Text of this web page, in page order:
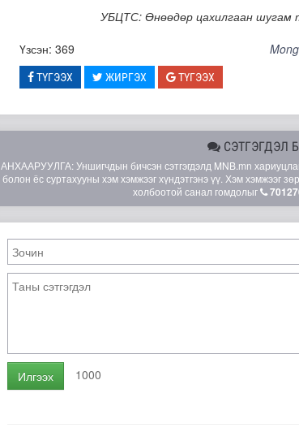
УБЦТС: Өнөөдөр цахилгаан шугам
Үзсэн: 369
ТҮГЭЭХ ЖИРГЭХ ТҮГЭЭХ
СЭТГЭГДЭЛ
АНХААРУУЛГА: Уншигчдын бичсэн сэтгэгдэлд MNB.mn
болон ёс суртахууны хэм хэмжээг хүндэтгэнэ үү. Хэм хэмжээг
холбоотой санал гомдолыг
Илгээх 1000